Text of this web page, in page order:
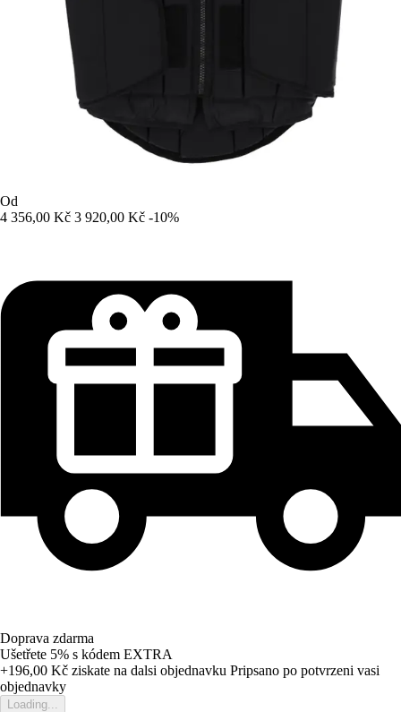
Od
4 356,00 Kč 3 920,00 Kč -10%
Doprava zdarma
Ušetřete 5% s kódem EXTRA
+196,00 Kč ziskate na dalsi objednavku Pripsano po potvrzeni vasi
objednavky
Loading...